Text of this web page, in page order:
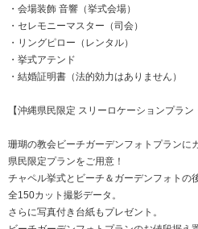
・会場装飾 音響（挙式会場）
・セレモニーマスター（司会）
・リングピロー（レンタル）
・挙式アテンド
・結婚証明書（法的効力はありません）
【沖縄県民限定 スリーロケーションプラ
珊瑚の教会ビーチガーデンフォトプランに
県民限定プランをご用意！
チャペル挙式とビーチ＆ガーデンフォトの
全150カット撮影データ。
さらに写真付き台紙もプレゼント。